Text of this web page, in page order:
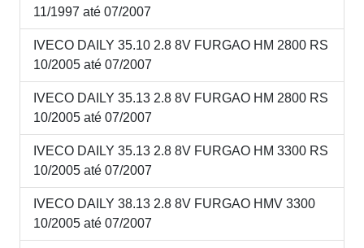
11/1997 até 07/2007
IVECO DAILY 35.10 2.8 8V FURGAO HM 2800 RS
10/2005 até 07/2007
IVECO DAILY 35.13 2.8 8V FURGAO HM 2800 RS
10/2005 até 07/2007
IVECO DAILY 35.13 2.8 8V FURGAO HM 3300 RS
10/2005 até 07/2007
IVECO DAILY 38.13 2.8 8V FURGAO HMV 3300
10/2005 até 07/2007